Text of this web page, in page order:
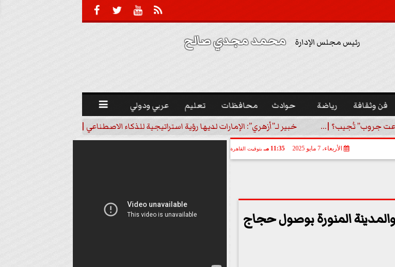
  

رئيس مجلس الإدارة محمد مجدي صالح
فن وثقافة رياضة حوادث محافظات تعليم عربي ودولي 
جروب” تُجيب؟ |... خبير لـ”أزهري”: الإمارات لديها رؤية استراتيجية للذكاء الاصطناعي | فيديو
الأربعاء، 7 مايو 2025 11:35 مـ بتوقيت القاهرة
المنورة بوصول حجاج